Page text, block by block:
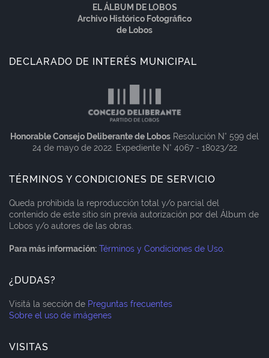
EL ÁLBUM DE LOBOS
Archivo Histórico Fotográfico
de Lobos
DECLARADO DE INTERÉS MUNICIPAL
Honorable Consejo Deliberante de Lobos Resolución N° 599 del
24 de mayo de 2022. Expediente N° 4067 - 18023/22
TÉRMINOS Y CONDICIONES DE SERVICIO
Queda prohibida la reproducción total y/o parcial del
contenido de este sitio sin previa autorización por del Álbum de
Lobos y/o autores de las obras.
Para más información: Términos y Condiciones de Uso.
¿DUDAS?
Visitá la sección de Preguntas frecuentes
Sobre el uso de imágenes
VISITAS